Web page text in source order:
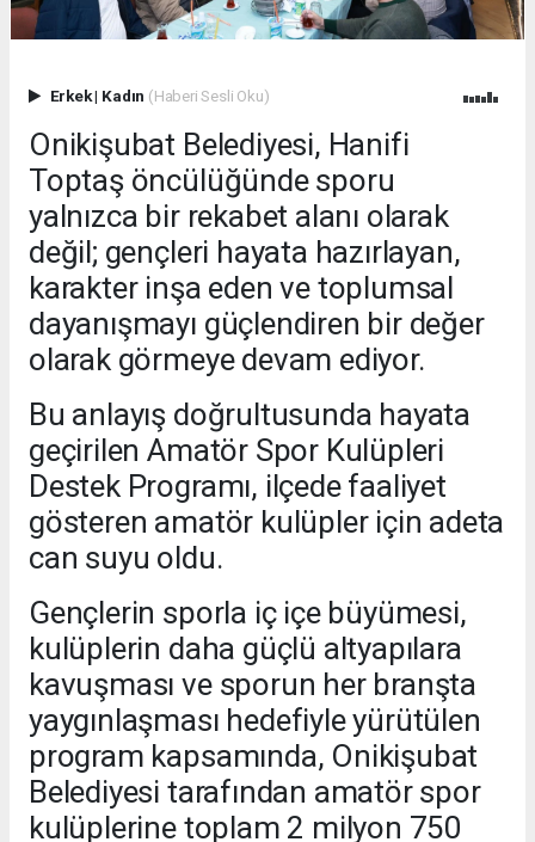
Erkek| Kadın (Haberi Sesli Oku)
Onikişubat Belediyesi, Hanifi
Toptaş öncülüğünde sporu
yalnızca bir rekabet alanı olarak
değil; gençleri hayata hazırlayan,
karakter inşa eden ve toplumsal
dayanışmayı güçlendiren bir değer
olarak görmeye devam ediyor.
Bu anlayış doğrultusunda hayata
geçirilen Amatör Spor Kulüpleri
Destek Programı, ilçede faaliyet
gösteren amatör kulüpler için adeta
can suyu oldu.
Gençlerin sporla iç içe büyümesi,
kulüplerin daha güçlü altyapılara
kavuşması ve sporun her branşta
yaygınlaşması hedefiyle yürütülen
program kapsamında, Onikişubat
Belediyesi tarafından amatör spor
kulüplerine toplam 2 milyon 750